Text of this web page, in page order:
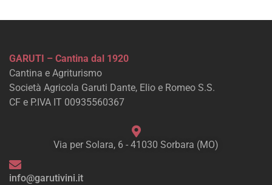
GARUTI – Cantina dal 1920
Cantina e Agriturismo
Società Agricola Garuti Dante, Elio e Romeo S.S.
CF e P.IVA IT 00935560367
Via per Solara, 6 - 41030 Sorbara (MO)
info@garutivini.it